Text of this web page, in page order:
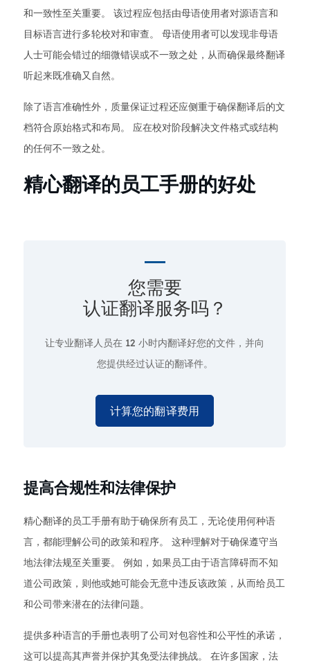
和一致性至关重要。 该过程应包括由母语使用者对源语言和
目标语言进行多轮校对和审查。 母语使用者可以发现非母语
人士可能会错过的细微错误或不一致之处，从而确保最终翻译
听起来既准确又自然。
除了语言准确性外，质量保证过程还应侧重于确保翻译后的文
档符合原始格式和布局。 应在校对阶段解决文件格式或结构
的任何不一致之处。
精心翻译的员工手册的好处
您需要
认证翻译服务吗？
让专业翻译人员在 12 小时内翻译好您的文件，并向
您提供经过认证的翻译件。
计算您的翻译费用
提高合规性和法律保护
精心翻译的员工手册有助于确保所有员工，无论使用何种语
言，都能理解公司的政策和程序。 这种理解对于确保遵守当
地法律法规至关重要。 例如，如果员工由于语言障碍而不知
道公司政策，则他或她可能会无意中违反该政策，从而给员工
和公司带来潜在的法律问题。
提供多种语言的手册也表明了公司对包容性和公平性的承诺，
这可以提高其声誉并保护其免受法律挑战。 在许多国家，法